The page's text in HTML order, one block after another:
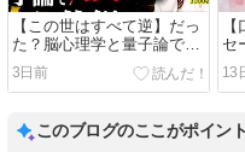
【この世はすべて逆】だっ
た？脳心理学と量子論で
「願いが叶う仕組み」をガ
チ解説
3日前
セ
解
13
このブログのここがポイント